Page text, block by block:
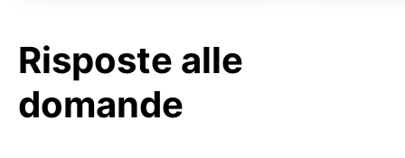
Risposte alle
domande